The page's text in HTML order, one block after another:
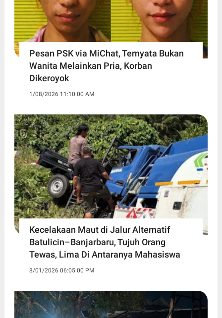
Pesan PSK via MiChat, Ternyata Bukan
Wanita Melainkan Pria, Korban
Dikeroyok
1/08/2026 11:10:00 AM
Kecelakaan Maut di Jalur Alternatif
Batulicin–Banjarbaru, Tujuh Orang
Tewas, Lima Di Antaranya Mahasiswa
8/01/2026 06:05:00 PM